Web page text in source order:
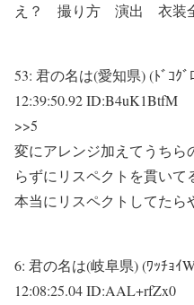
え？ 撮り方 演出 衣装全
53: 君の名は(愛知県) (ﾄﾞｺｸﾞ
12:39:50.92 ID:B4uK1BtfM
>>5
変にアレンジ加えてうちら
らずにリスペクトを貫いて
本当にリスペクトしてたら
6: 君の名は(岐阜県) (ﾜｯﾁｮｲ
12:08:25.04 ID:AAL+rfZx0